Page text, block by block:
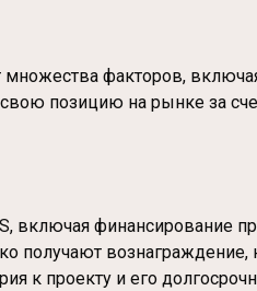
факторов,
позицию на рынке за
финансирование
вознаграждение,
к проекту и его